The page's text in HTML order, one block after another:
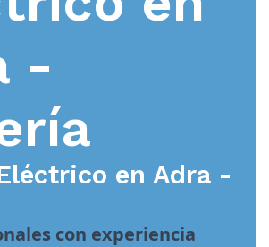
-
en Adra -
con experiencia